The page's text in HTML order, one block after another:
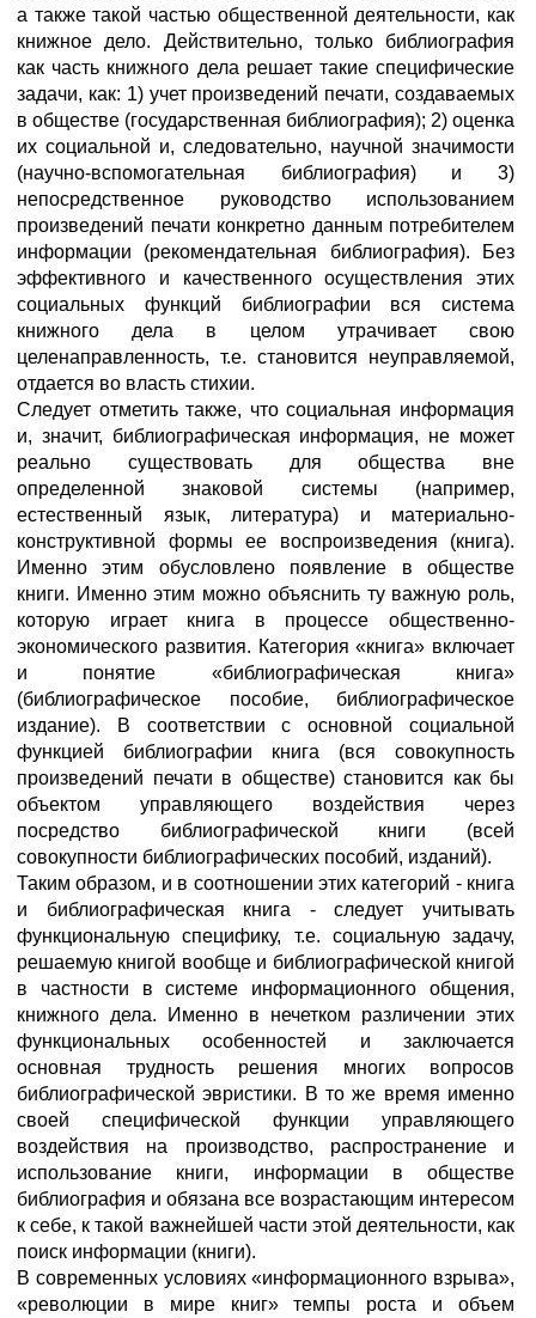
а также такой частью общественной деятельности, как
книжное дело. Действительно, только библиография
как часть книжного дела решает такие специфические
задачи, как: 1) учет произведений печати, создаваемых
в обществе (государственная библиография); 2) оценка
их социальной и, следовательно, научной значимости
(научно-вспомогательная библиография) и 3)
непосредственное руководство использованием
произведений печати конкретно данным потребителем
информации (рекомендательная библиография). Без
эффективного и качественного осуществления этих
социальных функций библиографии вся система
книжного дела в целом утрачивает свою
целенаправленность, т.е. становится неуправляемой,
отдается во власть стихии.
Следует отметить также, что социальная информация
и, значит, библиографическая информация, не может
реально существовать для общества вне
определенной знаковой системы (например,
естественный язык, литература) и материально-
конструктивной формы ее воспроизведения (книга).
Именно этим обусловлено появление в обществе
книги. Именно этим можно объяснить ту важную роль,
которую играет книга в процессе общественно-
экономического развития. Категория «книга» включает
и понятие «библиографическая книга»
(библиографическое пособие, библиографическое
издание). В соответствии с основной социальной
функцией библиографии книга (вся совокупность
произведений печати в обществе) становится как бы
объектом управляющего воздействия через
посредство библиографической книги (всей
совокупности библиографических пособий, изданий).
Таким образом, и в соотношении этих категорий - книга
и библиографическая книга - следует учитывать
функциональную специфику, т.е. социальную задачу,
решаемую книгой вообще и библиографической книгой
в частности в системе информационного общения,
книжного дела. Именно в нечетком различении этих
функциональных особенностей и заключается
основная трудность решения многих вопросов
библиографической эвристики. В то же время именно
своей специфической функции управляющего
воздействия на производство, распространение и
использование книги, информации в обществе
библиография и обязана все возрастающим интересом
к себе, к такой важнейшей части этой деятельности, как
поиск информации (книги).
В современных условиях «информационного взрыва»,
«революции в мире книг» темпы роста и объем